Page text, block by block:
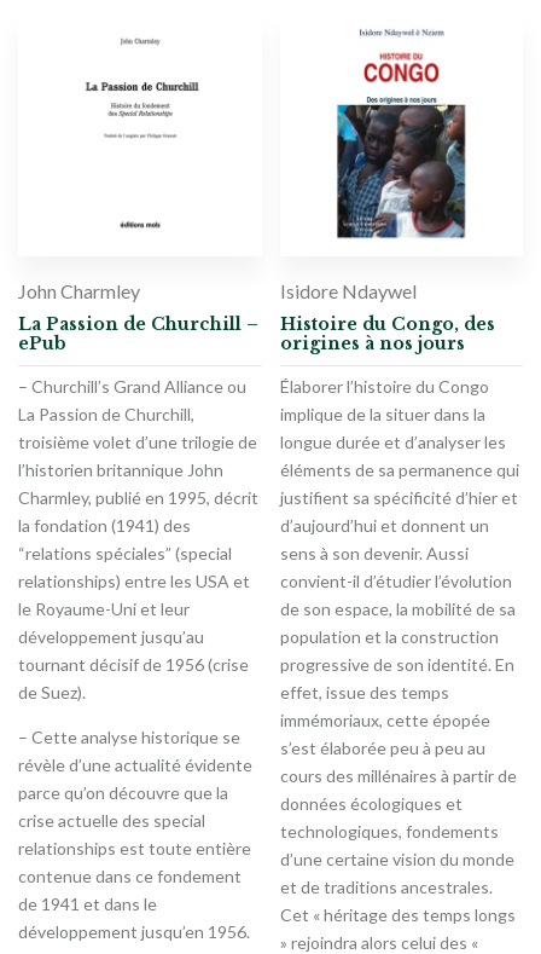
John Charmley
La Passion de Churchill –
ePub
– Churchill’s Grand Alliance ou
La Passion de Churchill,
troisième volet d’une trilogie de
l’historien britannique John
Charmley, publié en 1995, décrit
la fondation (1941) des
“relations spéciales” (special
relationships) entre les USA et
le Royaume-Uni et leur
développement jusqu’au
tournant décisif de 1956 (crise
de Suez).
– Cette analyse historique se
révèle d’une actualité évidente
parce qu’on découvre que la
crise actuelle des special
relationships est toute entière
contenue dans ce fondement
de 1941 et dans le
développement jusqu’en 1956.
Isidore Ndaywel
Histoire du Congo, des
origines à nos jours
Élaborer l’histoire du Congo
implique de la situer dans la
longue durée et d’analyser les
éléments de sa permanence qui
justifient sa spécificité d’hier et
d’aujourd’hui et donnent un
sens à son devenir. Aussi
convient-il d’étudier l’évolution
de son espace, la mobilité de sa
population et la construction
progressive de son identité. En
effet, issue des temps
immémoriaux, cette épopée
s’est élaborée peu à peu au
cours des millénaires à partir de
données écologiques et
technologiques, fondements
d’une certaine vision du monde
et de traditions ancestrales.
Cet « héritage des temps longs
» rejoindra alors celui des «